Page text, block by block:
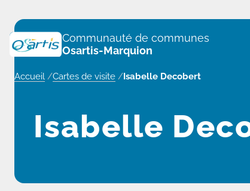
Communauté de communes
Osartis-Marquion
Accueil /Cartes de visite /Isabelle Decobert
Isabelle